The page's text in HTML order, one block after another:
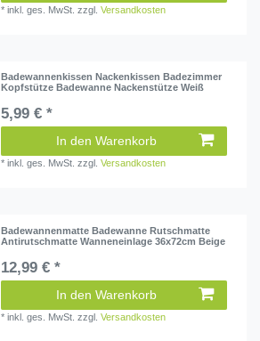
*inkl. ges. MwSt. zzgl.Versandkosten
Badewannenkissen Nackenkissen Badezimmer
Kopfstütze Badewanne Nackenstütze Weiß
5,99 € *
In den Warenkorb
*inkl. ges. MwSt. zzgl.Versandkosten
Badewannenmatte Badewanne Rutschmatte
Antirutschmatte Wanneneinlage 36x72cm Beige
12,99 € *
In den Warenkorb
*inkl. ges. MwSt. zzgl.Versandkosten